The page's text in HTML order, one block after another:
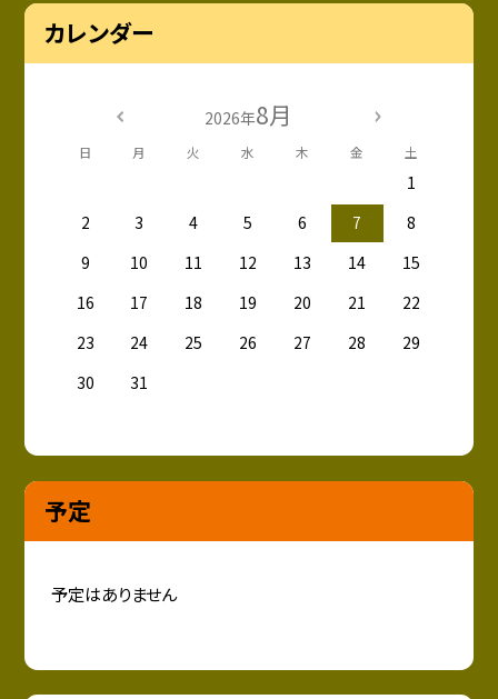
カレンダー
2026年8月
日 月 火 水 木 金 土
1
2
3 4 5 6 7
8
9
10 11 12 13 14
15
16
17 18 19 20 21
22
23
24 25 26 27 28
29
30
31
予定
予定はありません